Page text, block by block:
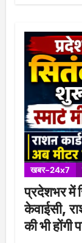
खबर-24x7
प्रदेशभर में
केवाईसी,
की भी होंगी